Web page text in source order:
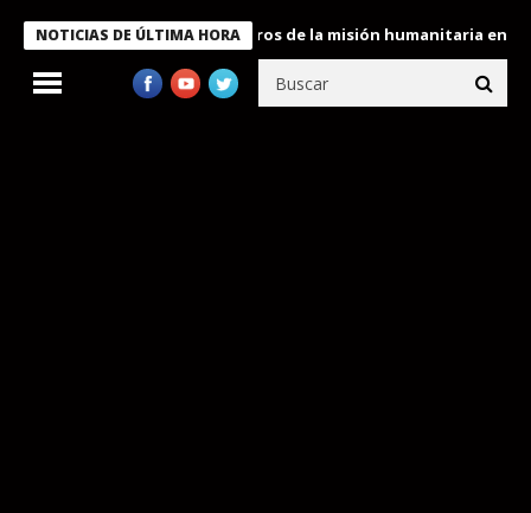
NOTICIAS DE ÚLTIMA HORA
condecora a miembros de la misión humanitaria enviada a